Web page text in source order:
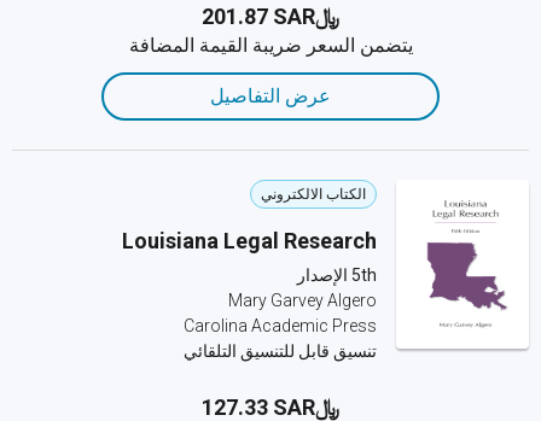
﷼‎201.87 SAR
يتضمن السعر ضريبة القيمة المضافة
عرض التفاصيل
الكتاب الالكتروني
Louisiana Legal Research
5th الإصدار
Mary Garvey Algero
Carolina Academic Press
تنسيق قابل للتنسيق التلقائي
﷼‎127.33 SAR